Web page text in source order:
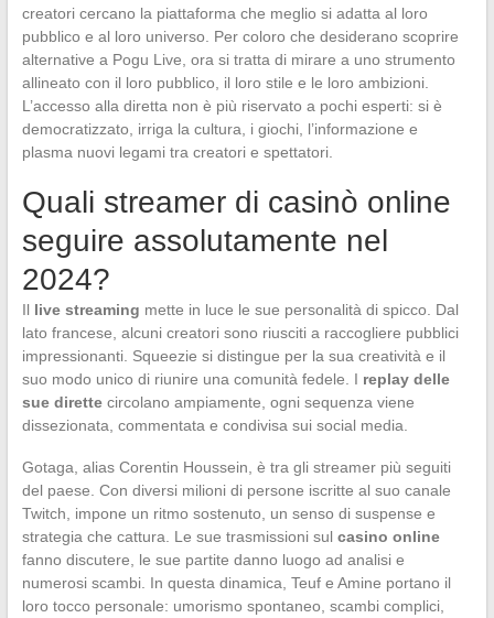
creatori cercano la piattaforma che meglio si adatta al loro
pubblico e al loro universo. Per coloro che desiderano scoprire
alternative a Pogu Live, ora si tratta di mirare a uno strumento
allineato con il loro pubblico, il loro stile e le loro ambizioni.
L’accesso alla diretta non è più riservato a pochi esperti: si è
democratizzato, irriga la cultura, i giochi, l’informazione e
plasma nuovi legami tra creatori e spettatori.
Quali streamer di casinò online
seguire assolutamente nel
2024?
Il live streaming mette in luce le sue personalità di spicco. Dal
lato francese, alcuni creatori sono riusciti a raccogliere pubblici
impressionanti. Squeezie si distingue per la sua creatività e il
suo modo unico di riunire una comunità fedele. I replay delle
sue direttecircolano ampiamente, ogni sequenza viene
dissezionata, commentata e condivisa sui social media.
Gotaga, alias Corentin Houssein, è tra gli streamer più seguiti
del paese. Con diversi milioni di persone iscritte al suo canale
Twitch, impone un ritmo sostenuto, un senso di suspense e
strategia che cattura. Le sue trasmissioni sul casino online
fanno discutere, le sue partite danno luogo ad analisi e
numerosi scambi. In questa dinamica, Teuf e Amine portano il
loro tocco personale: umorismo spontaneo, scambi complici,